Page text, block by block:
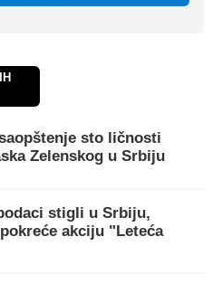
sto ličnosti
Zelenskog u Srbiju
stigli u Srbiju,
akciju "Leteća